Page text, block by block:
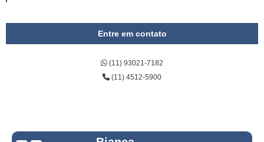
Queimados
terceirização de movimentação de carga suspensa empresa Taubaté
terceirização de movimentação de carga suspensa empresa Limeira
terceirização de movimentação manual de carga Cubatão
Entre em contato
(11) 93021-7182
(11) 4512-5900